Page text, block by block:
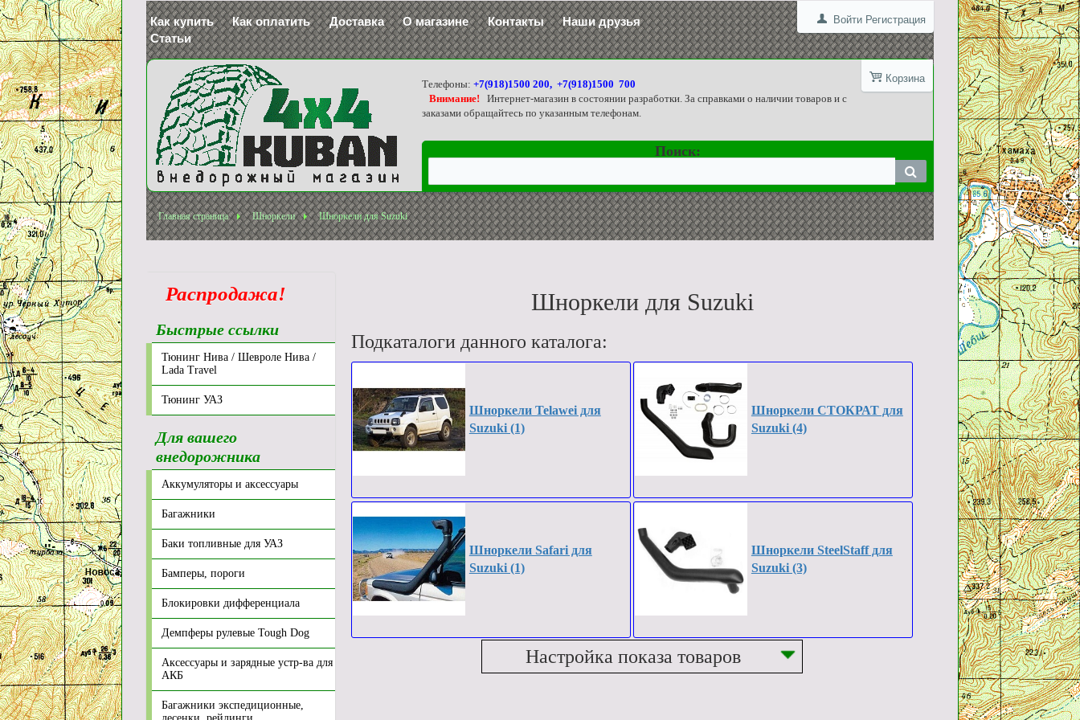
Войти Регистрация
Как купить Как оплатить Доставка О магазине Контакты
Наши друзья
Статьи
Корзина
Телефоны:+7(918)1500 200, +7(918)1500 700
Внимание!
Интернет-магазин в состоянии разработки. За справками о наличии товаров и с
заказами обращайтесь по указанным телефонам.
Поиск:
Главная страница Шноркели Шноркели для Suzuki
Шноркели для Suzuki
Подкаталоги данного каталога:
Шноркели Telawei для
Suzuki (1)
Шноркели СТОКРАТ для
Suzuki (4)
Шноркели Safari для
Suzuki (1)
Шноркели SteelStaff для
Suzuki (3)
Настройка показа товаров
Распродажа!
Быстрые ссылки
Тюнинг Нива / Шевроле Нива /
Lada Travel
Тюнинг УАЗ
Для вашего
внедорожника
Аккумуляторы и аксессуары
Багажники
Баки топливные для УАЗ
Бамперы, пороги
Блокировки дифференциала
Демпферы рулевые Tough Dog
Аксессуары и зарядные устр-ва для
АКБ
Багажники экспедиционные,